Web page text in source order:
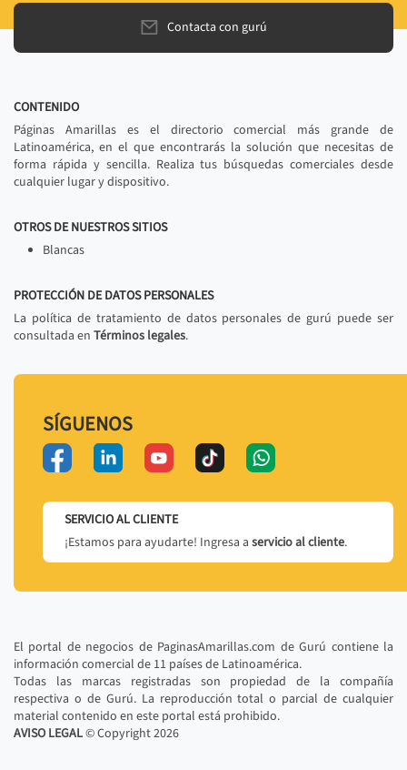
Contacta con gurú
CONTENIDO
Páginas Amarillas es el directorio comercial más grande de
Latinoamérica, en el que encontrarás la solución que necesitas de
forma rápida y sencilla. Realiza tus búsquedas comerciales desde
cualquier lugar y dispositivo.
OTROS DE NUESTROS SITIOS
Blancas
PROTECCIÓN DE DATOS PERSONALES
La política de tratamiento de datos personales de gurú puede ser
consultada en Términos legales.
SÍGUENOS
SERVICIO AL CLIENTE
¡Estamos para ayudarte! Ingresa a servicio al cliente.
El portal de negocios de PaginasAmarillas.com de Gurú contiene la
información comercial de 11 países de Latinoamérica.
Todas las marcas registradas son propiedad de la compañía
respectiva o de Gurú. La reproducción total o parcial de cualquier
material contenido en este portal está prohibido.
AVISO LEGAL© Copyright2026